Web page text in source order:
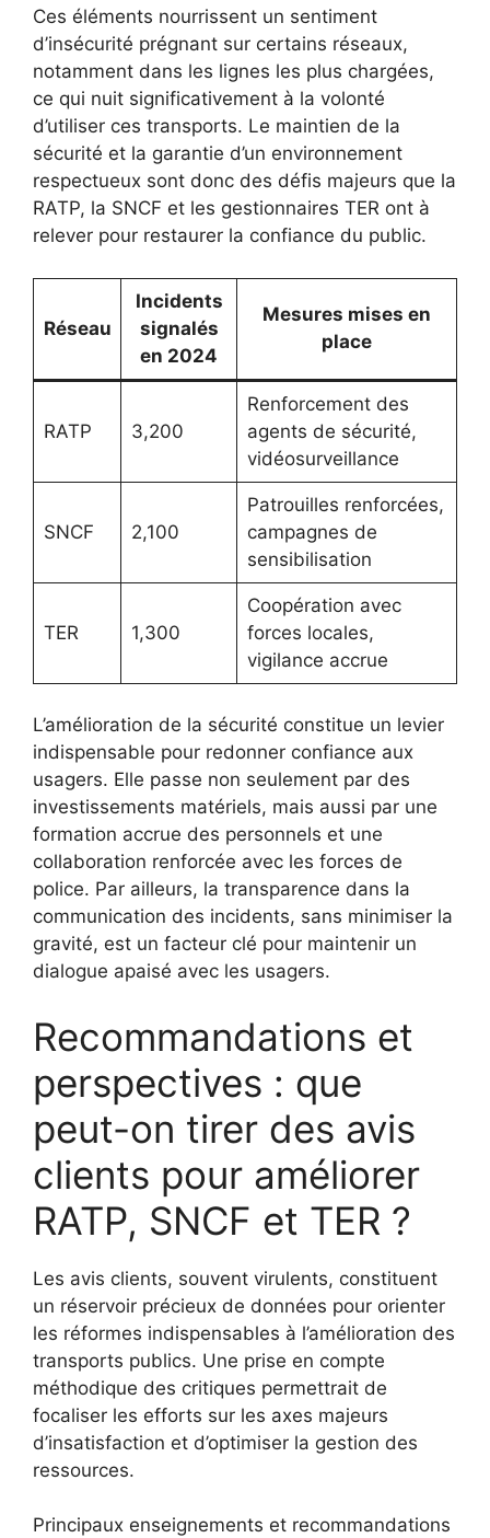
Ces éléments nourrissent un sentiment
d’insécurité prégnant sur certains réseaux,
notamment dans les lignes les plus chargées,
ce qui nuit significativement à la volonté
d’utiliser ces transports. Le maintien de la
sécurité et la garantie d’un environnement
respectueux sont donc des défis majeurs que la
RATP, la SNCF et les gestionnaires TER ont à
relever pour restaurer la confiance du public.
Réseau
Incidents
signalés
en 2024
Mesures mises en
place
RATP 3,200
Renforcement des
agents de sécurité,
vidéosurveillance
SNCF 2,100
Patrouilles renforcées,
campagnes de
sensibilisation
TER 1,300
Coopération avec
forces locales,
vigilance accrue
L’amélioration de la sécurité constitue un levier
indispensable pour redonner confiance aux
usagers. Elle passe non seulement par des
investissements matériels, mais aussi par une
formation accrue des personnels et une
collaboration renforcée avec les forces de
police. Par ailleurs, la transparence dans la
communication des incidents, sans minimiser la
gravité, est un facteur clé pour maintenir un
dialogue apaisé avec les usagers.
Recommandations et
perspectives : que
peut-on tirer des avis
clients pour améliorer
RATP, SNCF et TER ?
Les avis clients, souvent virulents, constituent
un réservoir précieux de données pour orienter
les réformes indispensables à l’amélioration des
transports publics. Une prise en compte
méthodique des critiques permettrait de
focaliser les efforts sur les axes majeurs
d’insatisfaction et d’optimiser la gestion des
ressources.
Principaux enseignements et recommandations